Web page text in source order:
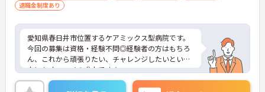
退職金制度あり
愛知県春日井市位置するケアミックス型病院です。
今回の募集は資格・経験不問◎経験者の方はもちろ
ん、これから頑張りたい、チャレンジしたいという
方にもオススメの求人です★
研修制度も整っているので、働きながらスキルアッ